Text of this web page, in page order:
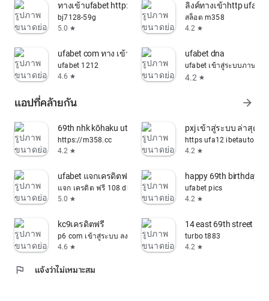
ทางเข้าufabet http://www1.betufa.com
bj7128-59g
5.0 star
ลิงค์ทางเข้าhttp
สล็อต m358
4.2 star
ufabet com ทาง เข้า มือ ถือ
ufabet 1212
4.6 star
ufabet dna
ufabet เข้าสู่ระบบภาษาไ
4.2 star
แอปที่คล้ายกัน arrow_forward
69th nhk kōhaku uta gassen
https://m358.cc
4.2 star
pxj เข้าสู่ระบบ ล่าสุด
https ufa12 ibetauto
4.2 star
ufabet แจกเครดิตฟรี 2021
แจก เครดิต ฟรี 108 dk7 สล็อต
5.0 star
happy 69th birthday
ufabet pics
4.2 star
kc9เครดิตฟรี
p6 com เข้าสู่ระบบ ลงทะเบียน
4.6 star
14 east 69th street
turbo t883
4.2 star
flag แจ้งว่าไม่เหมาะสม